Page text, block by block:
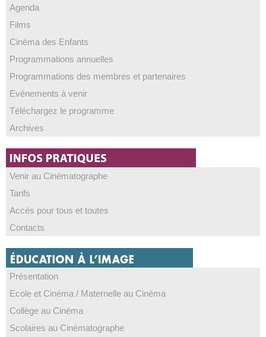
Agenda
Films
Cinéma des Enfants
Programmations annuelles
Programmations des membres et partenaires
Evénements à venir
Téléchargez le programme
Archives
Venir au Cinématographe
Tarifs
Accès pour tous et toutes
Contacts
Présentation
Ecole et Cinéma / Maternelle au Cinéma
Collège au Cinéma
Scolaires au Cinématographe